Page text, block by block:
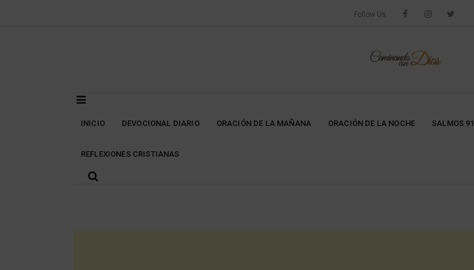
Follow Us
INICIO DEVOCIONAL DIARIO ORACIÓN DE LA MAÑANA ORACIÓN DE LA NOCHE SALMOS 91
REFLEXIONES CRISTIANAS